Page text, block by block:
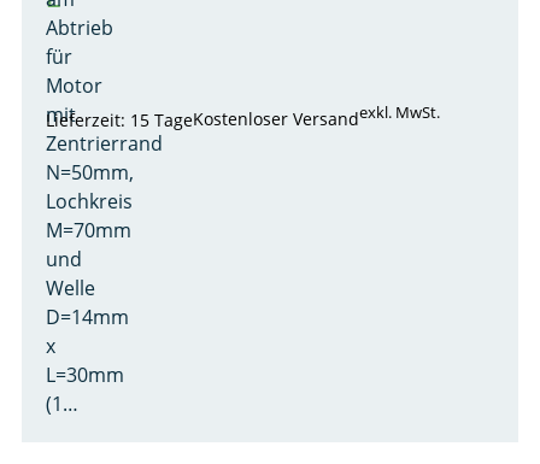
Abtrieb
für
Motor
mit
Zentrierrand
N=50mm,
Lochkreis
M=70mm
und
Welle
D=14mm
x
L=30mm
(1…
Lieferzeit: 15 TageKostenloser Versandexkl. MwSt.